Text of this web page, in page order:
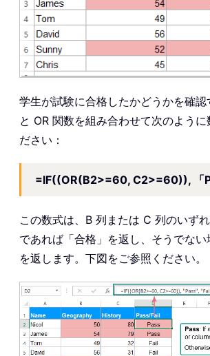
学生が試験に合格したかどうかを確
と OR 関数を組み合わせて次のように
ださい：
=IF((OR(B2>=60, C2>=60)), 「
この数式は、B 列または C 列のいず
であれば「合格」を返し、そうでない
を返します。下図をご参照ください。